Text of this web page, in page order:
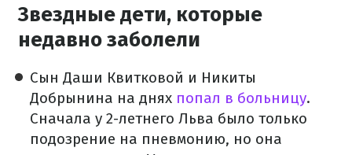
Звездные дети, которые
недавно заболели
Сын Даши Квитковой и Никиты
Добрынина на днях попал в больницу.
Сначала у 2-летнего Льва было только
подозрение на пневмонию, но она